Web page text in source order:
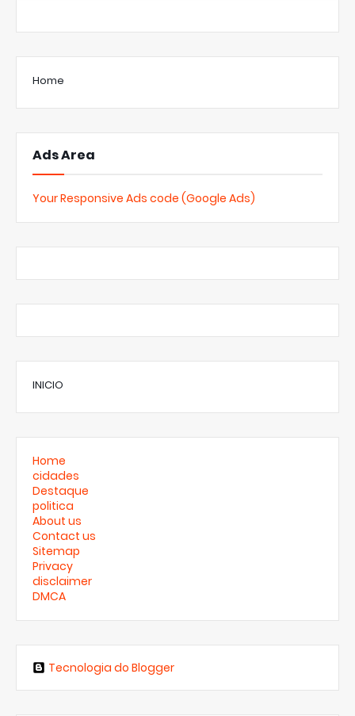
Home
Ads Area
Your Responsive Ads code (Google Ads)
INICIO
Home
cidades
Destaque
politica
About us
Contact us
Sitemap
Privacy
disclaimer
DMCA
Tecnologia do Blogger